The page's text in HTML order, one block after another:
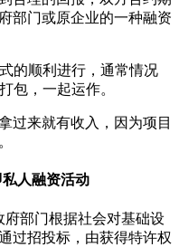
部门或原企业的一种融资
的顺利进行，通常情况
包，一起运作。
过来就有收入，因为项目
人融资活动
部门根据社会对基础设
过招投标，由获得特许权